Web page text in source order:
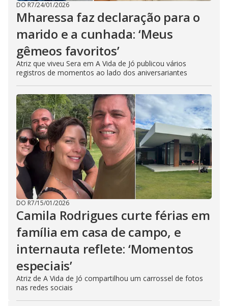
DO R7/24/01/2026
Mharessa faz declaração para o
marido e a cunhada: ‘Meus
gêmeos favoritos’
Atriz que viveu Sera em A Vida de Jó publicou vários
registros de momentos ao lado dos aniversariantes
DO R7/15/01/2026
Camila Rodrigues curte férias em
família em casa de campo, e
internauta reflete: ‘Momentos
especiais’
Atriz de A Vida de Jó compartilhou um carrossel de fotos
nas redes sociais